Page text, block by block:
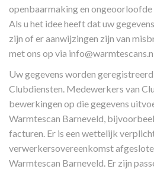
openbaarmaking en ongeoorloofde
Als u het idee heeft dat uw
zijn of er aanwijzingen zijn van
met ons op via
Uw gegevens worden
Clubdiensten. Medewerkers van
bewerkingen op die gegevens
Warmtescan Barneveld,
facturen. Er is een wettelijk
verwerkersovereenkomst
Warmtescan Barneveld. Er zijn